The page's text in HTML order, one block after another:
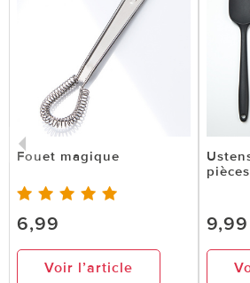
Fouet magique
6,99
Voir l’article
pièces
9,99